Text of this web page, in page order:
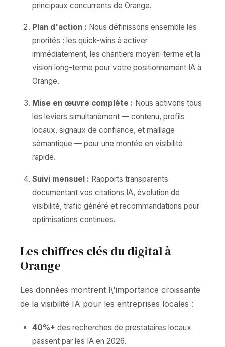
principaux concurrents de Orange.
Plan d'action : Nous définissons ensemble les
priorités : les quick-wins à activer
immédiatement, les chantiers moyen-terme et la
vision long-terme pour votre positionnement IA à
Orange.
Mise en œuvre complète : Nous activons tous
les leviers simultanément — contenu, profils
locaux, signaux de confiance, et maillage
sémantique — pour une montée en visibilité
rapide.
Suivi mensuel : Rapports transparents
documentant vos citations IA, évolution de
visibilité, trafic généré et recommandations pour
optimisations continues.
Les chiffres clés du digital à
Orange
Les données montrent l\'importance croissante
de la visibilité IA pour les entreprises locales :
40%+ des recherches de prestataires locaux
passent par les IA en 2026.